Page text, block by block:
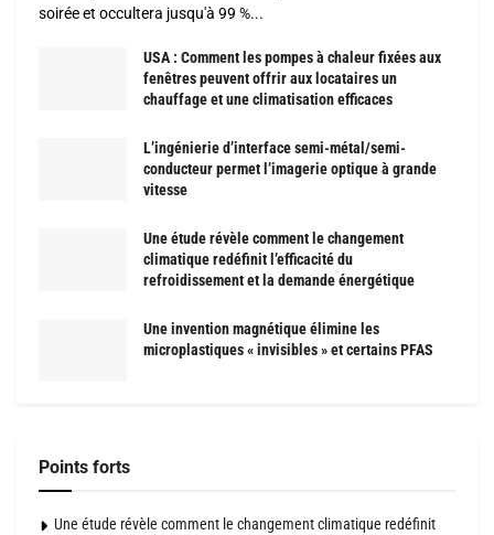
soirée et occultera jusqu'à 99 %...
USA : Comment les pompes à chaleur fixées aux
fenêtres peuvent offrir aux locataires un
chauffage et une climatisation efficaces
L’ingénierie d’interface semi-métal/semi-
conducteur permet l’imagerie optique à grande
vitesse
Une étude révèle comment le changement
climatique redéfinit l’efficacité du
refroidissement et la demande énergétique
Une invention magnétique élimine les
microplastiques « invisibles » et certains PFAS
Points forts
Une étude révèle comment le changement climatique redéfinit